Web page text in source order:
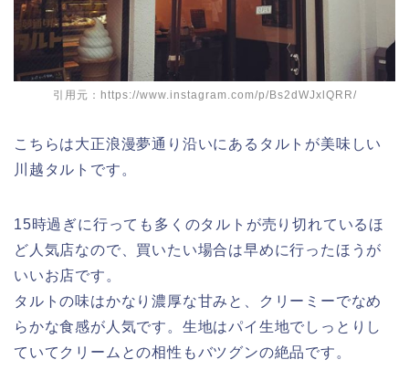
引用元：https://www.instagram.com/p/Bs2dWJxlQRR/
こちらは大正浪漫夢通り沿いにあるタルトが美味しい
川越タルトです。
15時過ぎに行っても多くのタルトが売り切れているほ
ど人気店なので、買いたい場合は早めに行ったほうが
いいお店です。
タルトの味はかなり濃厚な甘みと、クリーミーでなめ
らかな食感が人気です。生地はパイ生地でしっとりし
ていてクリームとの相性もバツグンの絶品です。